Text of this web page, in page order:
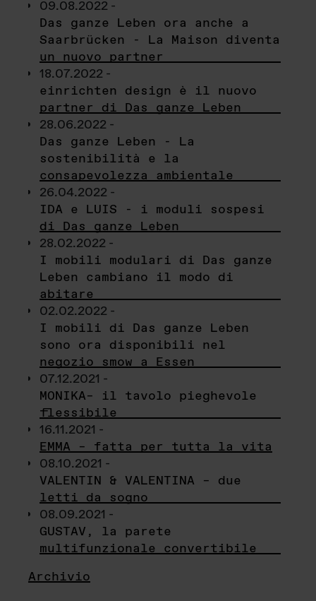
09.08.2022 -
Das ganze Leben ora anche a
Saarbrücken - La Maison diventa
un nuovo partner
18.07.2022 -
einrichten design è il nuovo
partner di Das ganze Leben
28.06.2022 -
Das ganze Leben - La
sostenibilità e la
consapevolezza ambientale
26.04.2022 -
IDA e LUIS - i moduli sospesi
di Das ganze Leben
28.02.2022 -
I mobili modulari di Das ganze
Leben cambiano il modo di
abitare
02.02.2022 -
I mobili di Das ganze Leben
sono ora disponibili nel
negozio smow a Essen
07.12.2021 -
MONIKA– il tavolo pieghevole
flessibile
16.11.2021 -
EMMA – fatta per tutta la vita
08.10.2021 -
VALENTIN & VALENTINA – due
letti da sogno
08.09.2021 -
GUSTAV, la parete
multifunzionale convertibile
Archivio